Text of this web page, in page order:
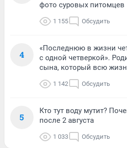
фото суровых питомцев
1 155 Обсудить
4
«Последнюю в жизни
с одной четверкой».
сына, который всю
1 142 Обсудить
5
Кто тут воду мутит?
после 2 августа
1 033 Обсудить